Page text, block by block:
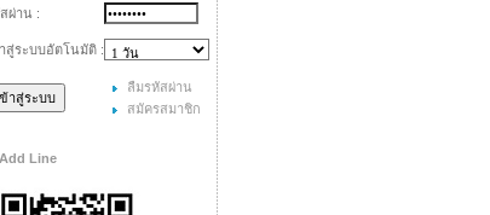
ผ่าน :
สู่ระบบอัตโนมัติ :
ลืมรหัสผ่าน
สมัครสมาชิก
Add Line